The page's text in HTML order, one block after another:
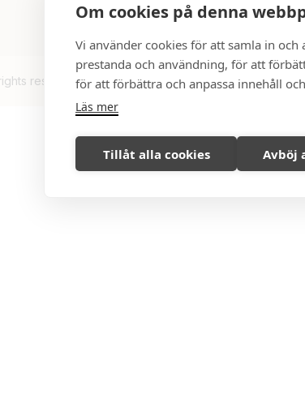
Om cookies på denna
Vi använder cookies för att samla in
prestanda och användning, för att
för att förbättra och anpassa innehåll
Läs mer
Tillåt alla cookies Avböj
reserved, 2026.